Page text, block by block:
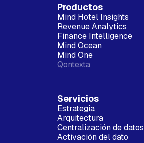
Productos
Mind Hotel Insights
Revenue Analytics
Finance Intelligence
Mind Ocean
Mind One
Qontexta
Servicios
Estrategia
Arquitectura
Centralización de datos
Activación del dato